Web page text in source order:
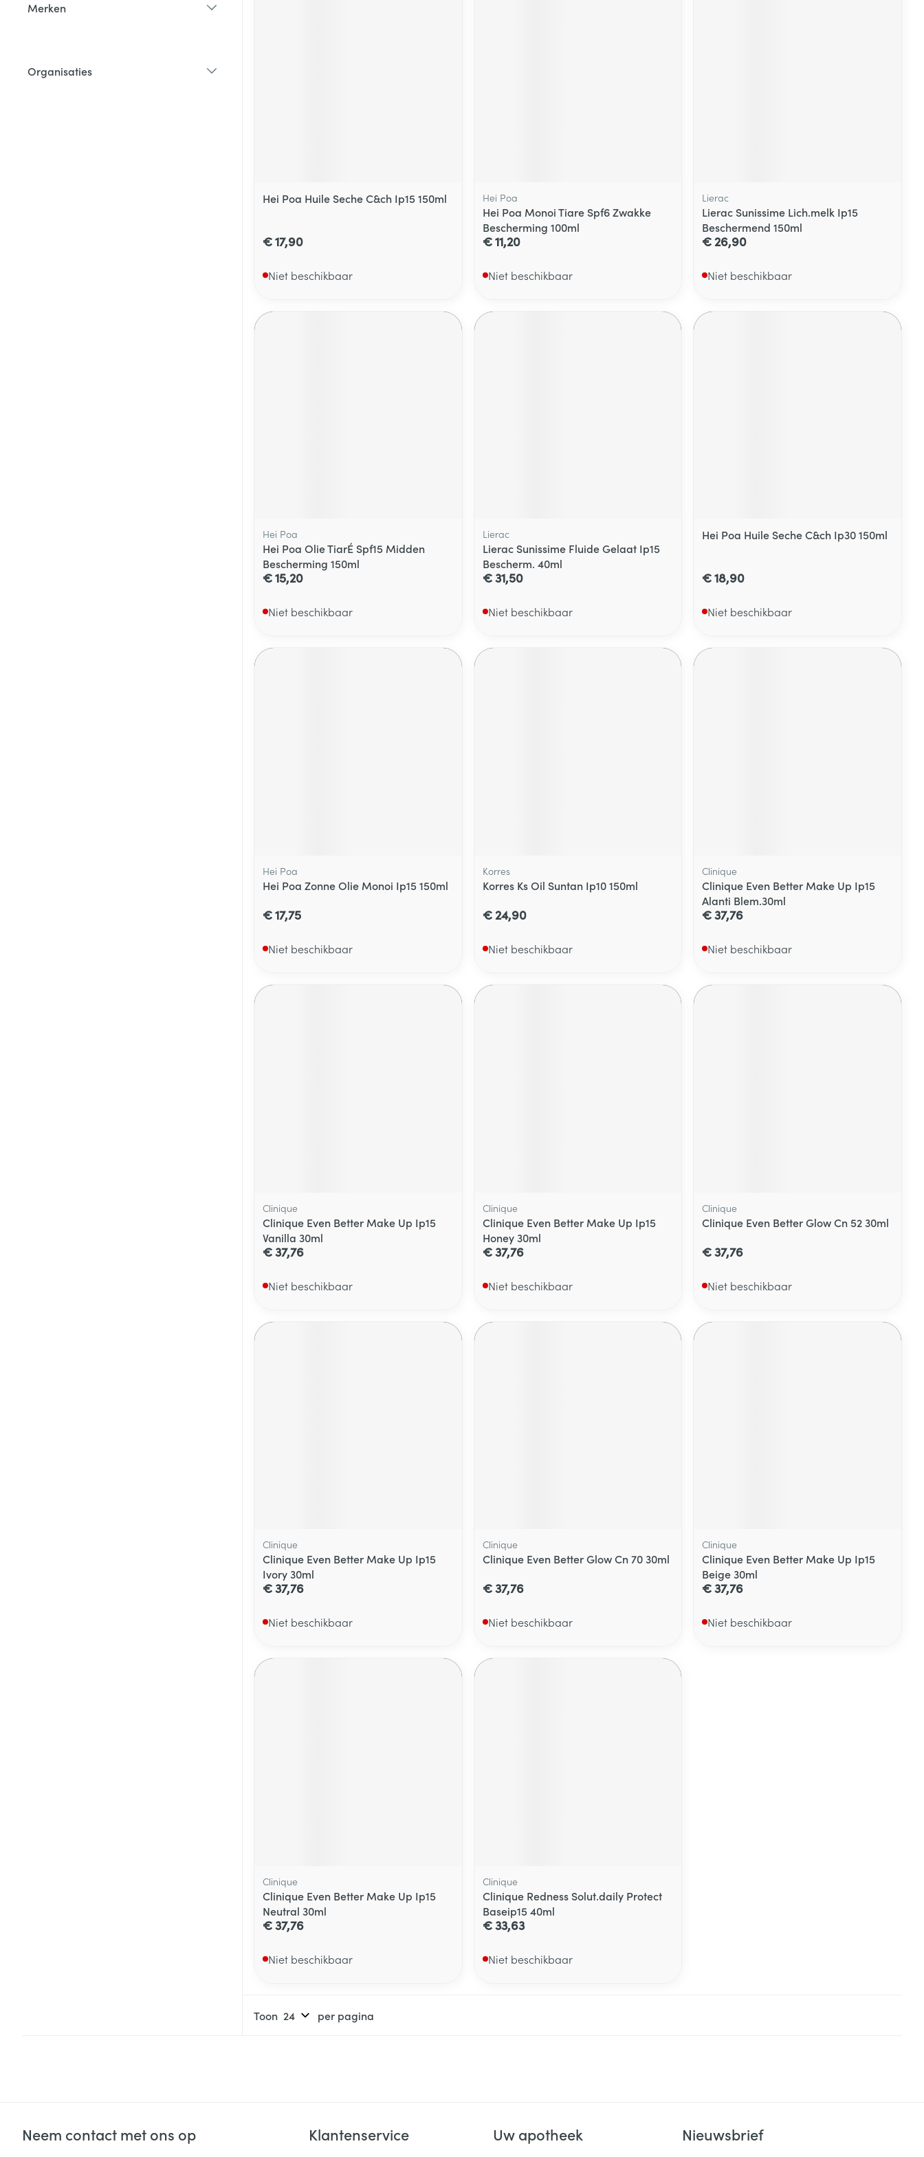
Merken
Organisaties
Hei Poa Huile Seche C&ch Ip15 150ml
€ 17,90
Niet beschikbaar
Hei Poa
Hei Poa Monoi Tiare Spf6 Zwakke
Bescherming 100ml
€ 11,20
Niet beschikbaar
Lierac
Lierac Sunissime Lich.melk Ip15
Beschermend 150ml
€ 26,90
Niet beschikbaar
Hei Poa
Hei Poa Olie TiarÉ Spf15 Midden
Bescherming 150ml
€ 15,20
Niet beschikbaar
Lierac
Lierac Sunissime Fluide Gelaat Ip15
Bescherm. 40ml
€ 31,50
Niet beschikbaar
Hei Poa Huile Seche C&ch Ip30 150ml
€ 18,90
Niet beschikbaar
Hei Poa
Hei Poa Zonne Olie Monoi Ip15 150ml
€ 17,75
Niet beschikbaar
Korres
Korres Ks Oil Suntan Ip10 150ml
€ 24,90
Niet beschikbaar
Clinique
Clinique Even Better Make Up Ip15
Alanti Blem.30ml
€ 37,76
Niet beschikbaar
Clinique
Clinique Even Better Make Up Ip15
Vanilla 30ml
€ 37,76
Niet beschikbaar
Clinique
Clinique Even Better Make Up Ip15
Honey 30ml
€ 37,76
Niet beschikbaar
Clinique
Clinique Even Better Glow Cn 52 30ml
€ 37,76
Niet beschikbaar
Clinique
Clinique Even Better Make Up Ip15
Ivory 30ml
€ 37,76
Niet beschikbaar
Clinique
Clinique Even Better Glow Cn 70 30ml
€ 37,76
Niet beschikbaar
Clinique
Clinique Even Better Make Up Ip15
Beige 30ml
€ 37,76
Niet beschikbaar
Clinique
Clinique Even Better Make Up Ip15
Neutral 30ml
€ 37,76
Niet beschikbaar
Clinique
Clinique Redness Solut.daily Protect
Baseip15 40ml
€ 33,63
Niet beschikbaar
Toon per pagina
Neem contact met ons op Klantenservice Uw apotheek Nieuwsbrief